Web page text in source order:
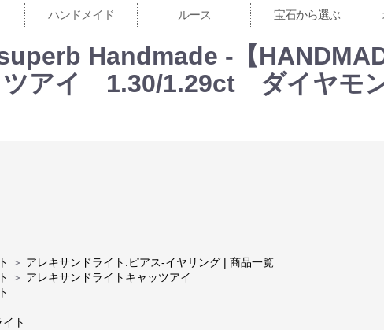
ハンドメイド ルース 宝石から選ぶ
Handmade -【
ツアイ 1.30/1.29ct ダイヤ
＞ アレキサンドライト:ピアス-イヤリング | 商品一覧
＞ アレキサンドライトキャッツアイ
ト